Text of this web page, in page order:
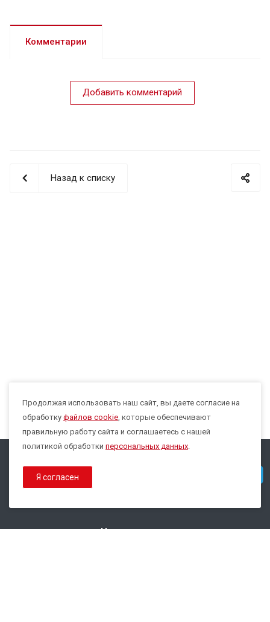
Комментарии
Добавить комментарий
Назад к списку
Max
Продолжая использовать наш сайт, вы даете согласие на
обработку файлов cookie, которые обеспечивают
правильную работу сайта и соглашаетесь с нашей
политикой обработки персональных данных.
Я согласен
© 2026 Все права защищены.
Наши контакты